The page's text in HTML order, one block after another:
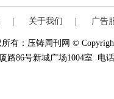
关于我们 广告
所有：压铸周刊网 ©
路86号新城广场1004室 电